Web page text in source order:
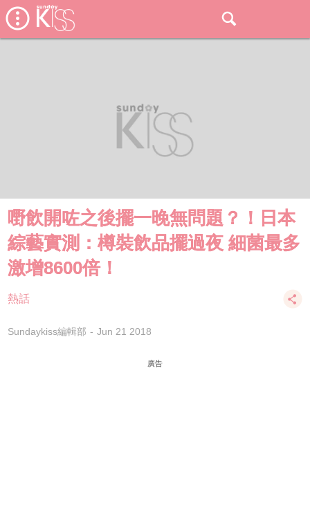
嘢飲開咗之後擺一晚無問題？！日本
綜藝實測：樽裝飲品擺過夜 細菌最多
激增8600倍！
熱話
Sundaykiss編輯部 Jun 21 2018
廣告